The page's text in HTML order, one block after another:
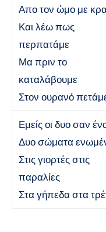
Απο τον ώμο με
Και λέω πως
περπατάμε
Μα πριν το
καταλάβουμε
Στον ουρανό
Εμείς οι δυο σαν
Δυο σώματα
Στις γιορτές στις
παραλίες
Στα γήπεδα στα